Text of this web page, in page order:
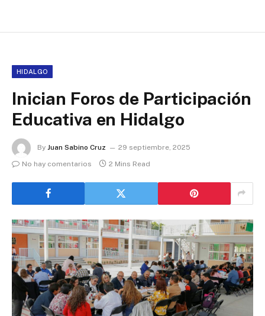
HIDALGO
Inician Foros de Participación
Educativa en Hidalgo
By Juan Sabino Cruz
29 septiembre, 2025
No hay comentarios
2 Mins Read